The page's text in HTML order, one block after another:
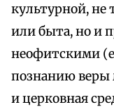
культурной, не
или быта, но и
неофитскими
познанию веры
и церковная